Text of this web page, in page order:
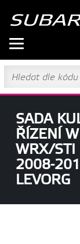
SADA
ŘÍZENÍ
WRX/STI
2008-
LEVORG